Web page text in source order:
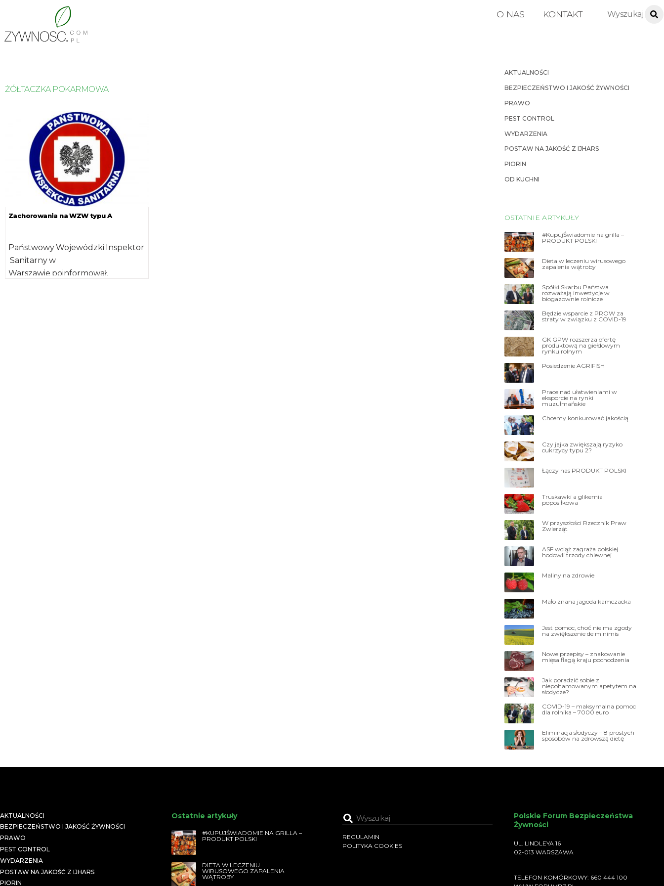
O NAS KONTAKT
ŻÓŁTACZKA POKARMOWA
Zachorowania na WZW typu A
Państwowy Wojewódzki Inspektor
Sanitarny w
Warszawie poinformował,
AKTUALNOŚCI
BEZPIECZEŃSTWO I JAKOŚĆ ŻYWNOŚCI
PRAWO
PEST CONTROL
WYDARZENIA
POSTAW NA JAKOŚĆ Z IJHARS
PIORIN
OD KUCHNI
OSTATNIE ARTYKUŁY
#KupujŚwiadomie na grilla –
PRODUKT POLSKI
Dieta w leczeniu wirusowego
zapalenia wątroby
Spółki Skarbu Państwa
rozważają inwestycje w
biogazownie rolnicze
Będzie wsparcie z PROW za
straty w związku z COVID-19
GK GPW rozszerza ofertę
produktową na giełdowym
rynku rolnym
Posiedzenie AGRIFISH
Prace nad ułatwieniami w
eksporcie na rynki
muzułmańskie
Chcemy konkurować jakością
Czy jajka zwiększają ryzyko
cukrzycy typu 2?
Łączy nas PRODUKT POLSKI
Truskawki a glikemia
poposiłkowa
W przyszłości Rzecznik Praw
Zwierząt
ASF wciąż zagraża polskiej
hodowli trzody chlewnej
Maliny na zdrowie
Mało znana jagoda kamczacka
Jest pomoc, choć nie ma zgody
na zwiększenie de minimis
Nowe przepisy – znakowanie
mięsa flagą kraju pochodzenia
Jak poradzić sobie z
niepohamowanym apetytem na
słodycze?
COVID-19 – maksymalna pomoc
dla rolnika – 7000 euro
Eliminacja słodyczy – 8 prostych
sposobów na zdrowszą dietę
AKTUALNOŚCI
BEZPIECZEŃSTWO I JAKOŚĆ ŻYWNOŚCI
PRAWO
PEST CONTROL
WYDARZENIA
POSTAW NA JAKOŚĆ Z IJHARS
PIORIN
Ostatnie artykuły
#KUPUJŚWIADOMIE NA GRILLA –
PRODUKT POLSKI
DIETA W LECZENIU
WIRUSOWEGO ZAPALENIA
WĄTROBY
REGULAMIN
POLITYKA COOKIES
Polskie Forum Bezpieczeństwa
Żywności
UL. LINDLEYA 16
02-013 WARSZAWA
TELEFON KOMÓRKOWY: 660 444 100